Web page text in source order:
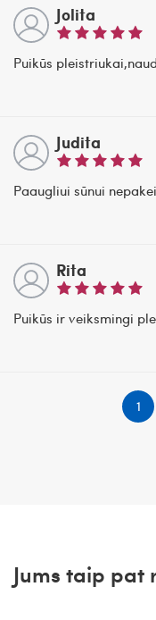
Jolita
Puikūs
Judita
Paaugliui sūnui
Rita
Puikūs ir veiksmingi
1
Jums taip pat